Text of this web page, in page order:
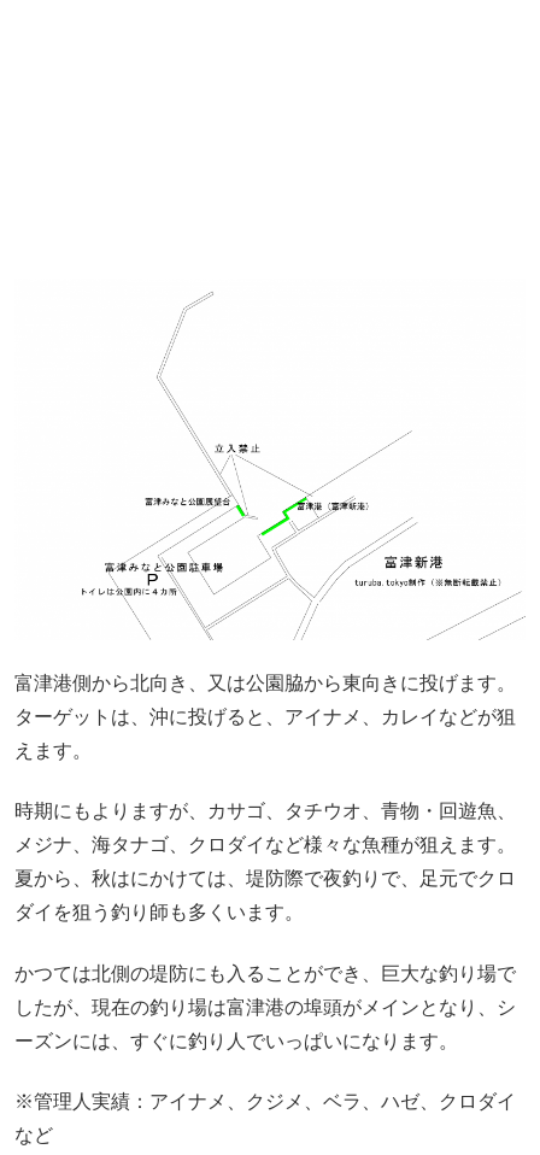
富津港側から北向き、又は公園脇から東向きに投げます。
ターゲットは、沖に投げると、アイナメ、カレイなどが狙
えます。
時期にもよりますが、カサゴ、タチウオ、青物・回遊魚、
メジナ、海タナゴ、クロダイなど様々な魚種が狙えます。
夏から、秋はにかけては、堤防際で夜釣りで、足元でクロ
ダイを狙う釣り師も多くいます。
かつては北側の堤防にも入ることができ、巨大な釣り場で
したが、現在の釣り場は富津港の埠頭がメインとなり、シ
ーズンには、すぐに釣り人でいっぱいになります。
※管理人実績：アイナメ、クジメ、ベラ、ハゼ、クロダイ
など